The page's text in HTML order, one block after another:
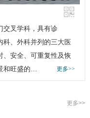
交叉学科，具有诊
科、外科并列的三大医
、安全、可重复性及恢
和旺盛的…
更多>>
更多>>